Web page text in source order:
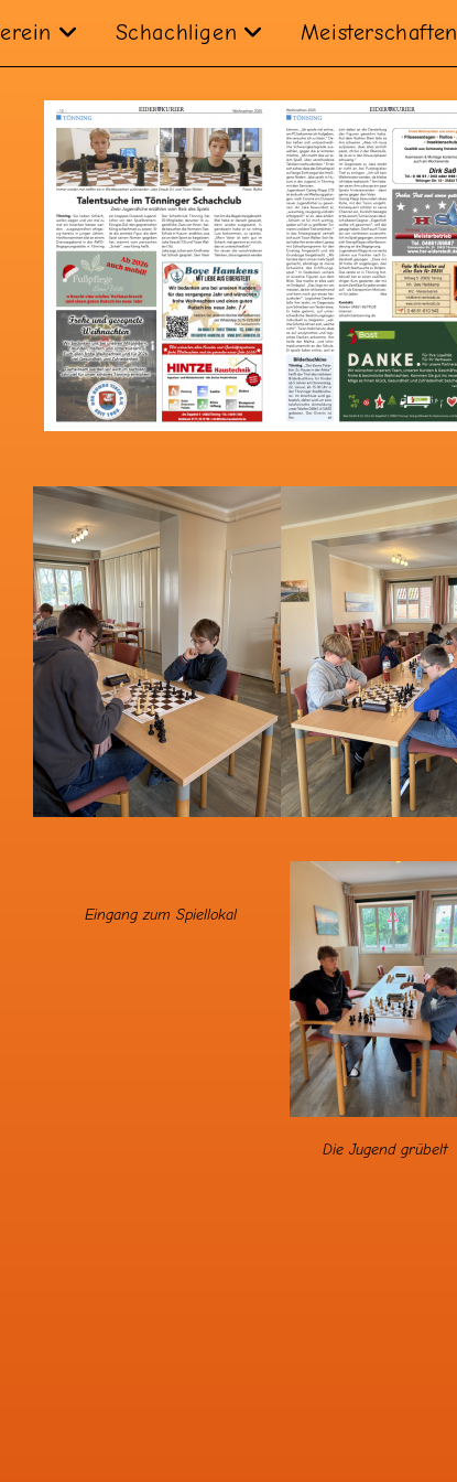
Schachligen Meisterschaften
Eingang zum Spiellokal
Die Jugend grübelt